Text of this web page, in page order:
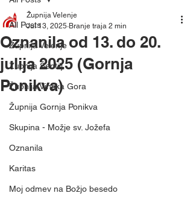
All Posts
Župnija Velenje
Župnija Šentilj
Župnija Vinska Gora
Župnija Gornja Ponikva
Skupina - Možje sv. Jožefa
Oznanila
Karitas
Moj odmev na Božjo besedo
Oznanila od 13. do 20.
julija 2025 (Gornja
Ponikva)
Župnija Velenje
Jul 13, 2025 Branje traja 2 min